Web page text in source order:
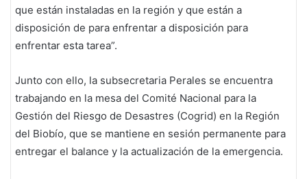
que están instaladas en la región y que están a
disposición de para enfrentar a disposición para
enfrentar esta tarea”.
Junto con ello, la subsecretaria Perales se encuentra
trabajando en la mesa del Comité Nacional para la
Gestión del Riesgo de Desastres (Cogrid) en la Región
del Biobío, que se mantiene en sesión permanente para
entregar el balance y la actualización de la emergencia.